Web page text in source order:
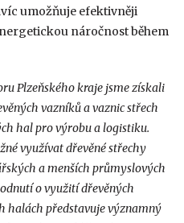
umožňuje efektivněji
náročnost během
Plzeňského kraje jsme získali
vazníků a vaznic střech
hal pro výrobu a logistiku.
využívat dřevěné střechy
a menších průmyslových
o využití dřevěných
halách představuje významný